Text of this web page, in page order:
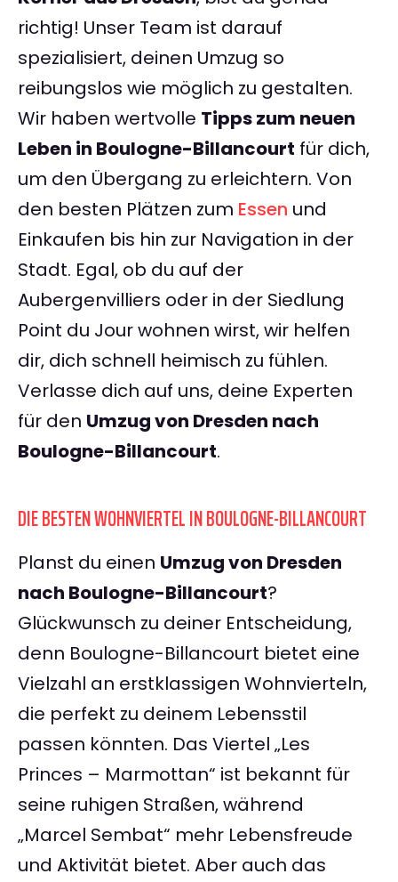
richtig! Unser Team ist darauf
spezialisiert, deinen Umzug so
reibungslos wie möglich zu gestalten.
Wir haben wertvolle Tipps zum neuen
Leben in Boulogne-Billancourt für dich,
um den Übergang zu erleichtern. Von
den besten Plätzen zum Essen und
Einkaufen bis hin zur Navigation in der
Stadt. Egal, ob du auf der
Aubergenvilliers oder in der Siedlung
Point du Jour wohnen wirst, wir helfen
dir, dich schnell heimisch zu fühlen.
Verlasse dich auf uns, deine Experten
für den Umzug von Dresden nach
Boulogne-Billancourt.
DIE BESTEN WOHNVIERTEL IN BOULOGNE-BILLANCOURT
Planst du einen Umzug von Dresden
nach Boulogne-Billancourt?
Glückwunsch zu deiner Entscheidung,
denn Boulogne-Billancourt bietet eine
Vielzahl an erstklassigen Wohnvierteln,
die perfekt zu deinem Lebensstil
passen könnten. Das Viertel „Les
Princes – Marmottan“ ist bekannt für
seine ruhigen Straßen, während
„Marcel Sembat“ mehr Lebensfreude
und Aktivität bietet. Aber auch das